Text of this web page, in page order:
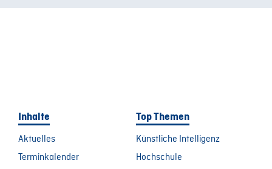
Inhalte
Aktuelles
Terminkalender
Top Themen
Künstliche Intelligenz
Hochschule